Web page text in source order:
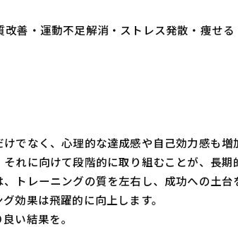
善・運動不足解消・ストレス発散・痩せ
でなく、心理的な達成感や自己効力感も増
れに向けて段階的に取り組むことが、長期
トレーニングの質を左右し、成功への土台
効果は飛躍的に向上します。
い結果を。